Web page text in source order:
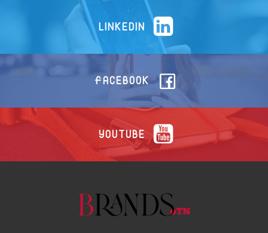
LINKEDIN
FACEBOOK
YOUTUBE